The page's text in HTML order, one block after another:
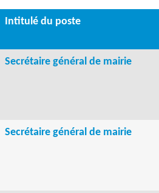
Intitulé du poste
Secrétaire général de mairie
Secrétaire général de mairie